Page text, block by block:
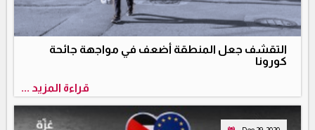
التقشف جعل المنطقة أضعف في مواجهة جائحة
كورونا
قراءة المزيد ...